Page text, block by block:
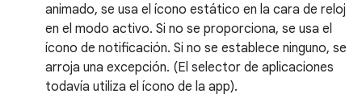
animado, se usa el ícono estático en la cara de reloj
en el modo activo. Si no se proporciona, se usa el
ícono de notificación. Si no se establece ninguno, se
arroja una excepción. (El selector de aplicaciones
todavía utiliza el ícono de la app).